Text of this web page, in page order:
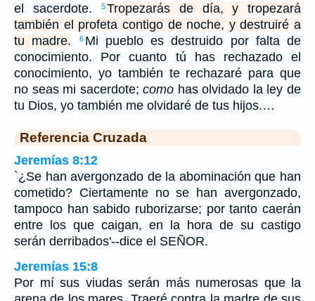
el sacerdote.
5Tropezarás de día, y tropezará
también el profeta contigo de noche, y destruiré a
tu madre.
6 Mi pueblo es destruido por falta de
conocimiento. Por cuanto tú has rechazado el
conocimiento, yo también te rechazaré para que
no seas mi sacerdote;como has olvidado la ley de
tu Dios, yo también me olvidaré de tus hijos.…
Referencia Cruzada
Jeremías 8:12
`¿Se han avergonzado de la abominación que han
cometido? Ciertamente no se han avergonzado,
tampoco han sabido ruborizarse; por tanto caerán
entre los que caigan, en la hora de su castigo
serán derribados'--dice el SEÑOR.
Jeremías 15:8
Por mí sus viudas serán más numerosas que la